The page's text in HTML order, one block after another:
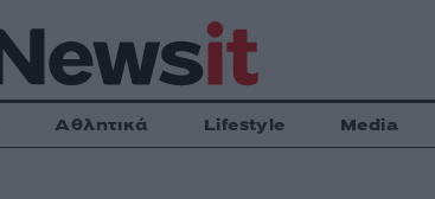
Αθλητικά Lifestyle Media